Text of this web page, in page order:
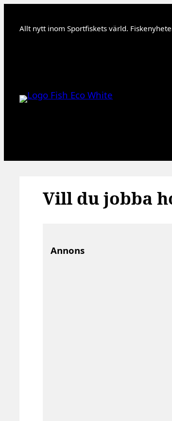
innehåll
Allt nytt inom Sportfiskets värld.
Vill du jobba
Annons